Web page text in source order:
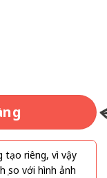
tạo riêng, vì vậy
so với hình ảnh